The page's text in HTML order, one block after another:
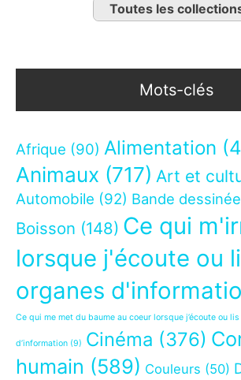
Toutes les
Mots-clés
Afrique (90) Alimentation
Animaux (717) Art et
Automobile (92) Bande dessinée
Boisson (148) Ce qui
lorsque j'écoute ou
organes
Ce qui me met du baume au coeur lorsque j’écoute ou
d’information (9) Cinéma (376)
humain (589) Couleurs (50)